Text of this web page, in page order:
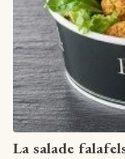
La salade